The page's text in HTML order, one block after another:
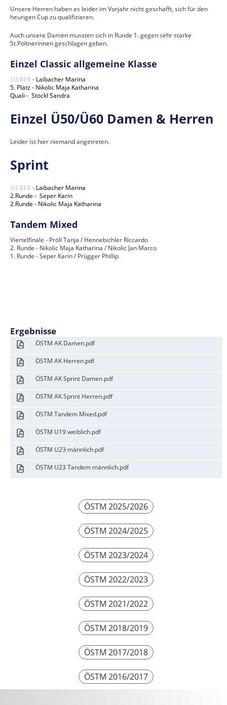
Unsere Herren haben es leider im Vorjahr nicht geschafft, sich für den
heurigen Cup zu qualifizieren.
Auch unsere Damen mussten sich in Runde 1. gegen sehr starke
St.Pöltnerinnen geschlagen geben.
Einzel Classic allgemeine Klasse
SILBER- Laibacher Marina
5. Platz - Nikolic Maja Katharina
Quali - Stöckl Sandra
Einzel Ü50/Ü60 Damen & Herren
Leider ist hier niemand angetreten.
Sprint
SILBER- Laibacher Marina
2.Runde - Seper Karin
2.Runde - Nikolic Maja Katharina
Tandem Mixed
Viertelfinale - Pröll Tanja / Hennebichler Riccardo
2. Runde - Nikolic Maja Katharina / Nikolic Jan Marco
1. Runde - Seper Karin / Prügger Phillip
Ergebnisse
ÖSTM AK Damen.pdf
ÖSTM AK Herren.pdf
ÖSTM AK Sprint Damen.pdf
ÖSTM AK Sprint Herren.pdf
ÖSTM Tandem Mixed.pdf
ÖSTM U19 weiblich.pdf
ÖSTM U23 männlich.pdf
ÖSTM U23 Tandem männlich.pdf
ÖSTM 2025/2026
ÖSTM 2024/2025
ÖSTM 2023/2024
ÖSTM 2022/2023
ÖSTM 2021/2022
ÖSTM 2018/2019
ÖSTM 2017/2018
ÖSTM 2016/2017